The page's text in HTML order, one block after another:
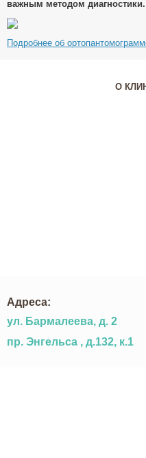
важным методом диагностики.
Подробнее об
О
Адреса:
ул. Бармалеева, д. 2
пр. Энгельса , д.132, к.1